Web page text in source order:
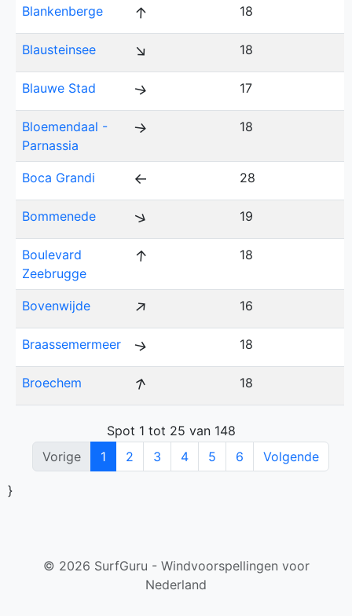
Blankenberge ↑ 18
Blausteinsee ↑ 18
Blauwe Stad ↑ 17
Bloemendaal -
Parnassia
↑ 18
Boca Grandi ↑ 28
Bommenede ↑ 19
Boulevard
Zeebrugge
↑ 18
Bovenwijde ↑ 16
Braassemermeer ↑ 18
Broechem ↑ 18
Spot 1 tot 25 van 148
Vorige
1 2 3 4 5 6 Volgende
}
© 2026 SurfGuru - Windvoorspellingen voor
Nederland